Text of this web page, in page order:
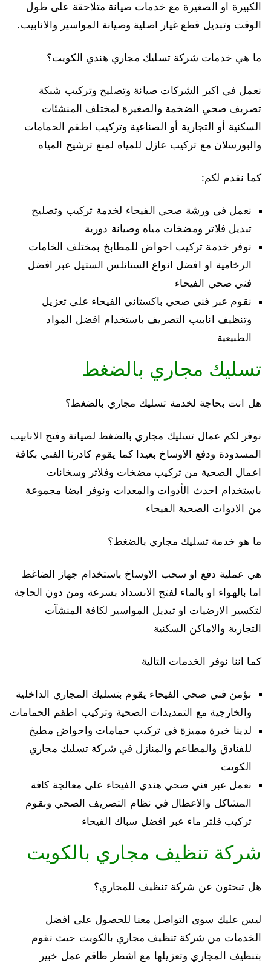
الكبيرة او الصغيرة مع خدمات صيانة متلاحقة على طول
الوقت وتبديل قطع غيار اصلية وصيانة المواسير والانابيب.
ما هي خدمات شركة تسليك مجاري هندي الكويت؟
نعمل في اكبر الشركات صيانة وتصليح وتركيب شبكة
تصريف صحي الضخمة والصغيرة لمختلف المنشئات
السكنية أو التجارية أو الصناعية وتركيب اطقم الحمامات
والبورسلان مع تركيب عازل للمياه لمنع ترشيح المياه
كما نقدم لكم:
نعمل في ورشة صحي الفيحاء لخدمة تركيب وتصليح
تبديل فلاتر ومضخات مياه وصيانة دورية
نوفر خدمة تركيب احواض للمطابخ بمختلف الخامات
الرخامية او افضل انواع الستانلس الستيل عبر افضل
فني صحي الفيحاء
نقوم عبر فني صحي باكستاني الفيحاء على تعزيل
وتنظيف انابيب التصريف باستخدام افضل المواد
الطبيعية
تسليك مجاري بالضغط
هل انت بحاجة لخدمة تسليك مجاري بالضغط؟
نوفر لكم عمال تسليك مجاري بالضغط لصيانة وفتح الانابيب
المسدودة ودفع الاوساخ بعيدا كما يقوم كادرنا الفني بكافة
اعمال الصحية من تركيب مضخات وفلاتر وسخانات
باستخدام احدث الأدوات والمعدات ونوفر ايضا مجموعة
من الادوات الصحية الفيحاء
ما هو خدمة تسليك مجاري بالضغط؟
هي عملية دفع او سحب الاوساخ باستخدام جهاز الضاغط
اما بالهواء او بالماء لفتح الانسداد بسرعة ومن دون الحاجة
لتكسير الارضيات او تبديل المواسير لكافة المنشآت
التجارية والاماكن السكنية
كما اننا نوفر الخدمات التالية
نؤمن فني صحي الفيحاء يقوم بتسليك المجاري الداخلية
والخارجية مع التمديدات الصحية وتركيب اطقم الحمامات
لدينا خبرة مميزة في تركيب حمامات واحواض مطبخ
للفنادق والمطاعم والمنازل في شركة تسليك مجاري
الكويت
نعمل عبر فني صحي هندي الفيحاء على معالجة كافة
المشاكل والاعطال في نظام التصريف الصحي ونقوم
تركيب فلتر ماء عبر افضل سباك الفيحاء
شركة تنظيف مجاري بالكويت
هل تبحثون عن شركة تنظيف للمجاري؟
ليس عليك سوى التواصل معنا للحصول على افضل
الخدمات من شركة تنظيف مجاري بالكويت حيث نقوم
بتنظيف المجاري وتعزيلها مع اشطر طاقم عمل خبير